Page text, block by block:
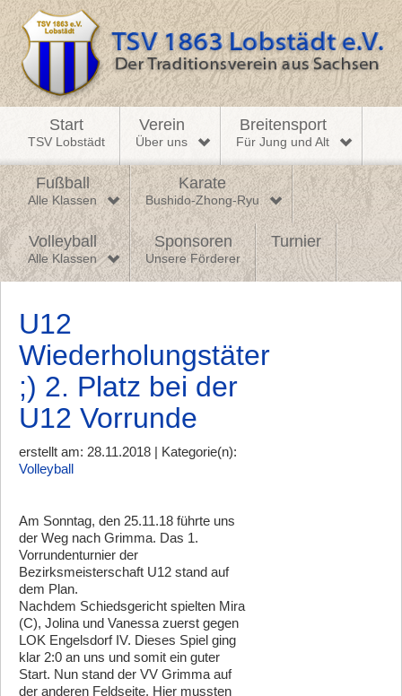
Start
TSV Lobstädt
Verein
Über uns
Breitensport
Für Jung und Alt
Fußball
Alle Klassen
Karate
Bushido-Zhong-Ryu
Volleyball
Alle Klassen
Sponsoren
Unsere Förderer
Turnier
U12
Wiederholungstäter
;) 2. Platz bei der
U12 Vorrunde
erstellt am: 28.11.2018 | Kategorie(n):
Volleyball
Am Sonntag, den 25.11.18 führte uns
der Weg nach Grimma. Das 1.
Vorrundenturnier der
Bezirksmeisterschaft U12 stand auf
dem Plan.
Nachdem Schiedsgericht spielten Mira
(C), Jolina und Vanessa zuerst gegen
LOK Engelsdorf IV. Dieses Spiel ging
klar 2:0 an uns und somit ein guter
Start. Nun stand der VV Grimma auf
der anderen Feldseite. Hier mussten